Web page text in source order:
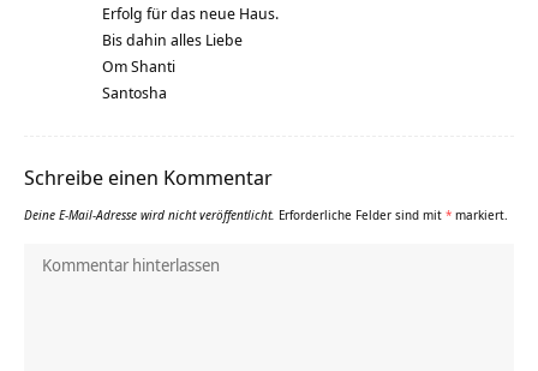
Erfolg für das neue Haus.
Bis dahin alles Liebe
Om Shanti
Santosha
Schreibe einen Kommentar
Deine E-Mail-Adresse wird nicht veröffentlicht. Erforderliche Felder sind mit * markiert.